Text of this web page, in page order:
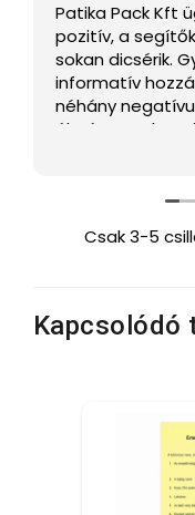
Patika Pack Kft
pozitív, a
sokan dicsérik.
informatív
néhány
élmény gyakran
Csak 3-5
Kapcsolódó